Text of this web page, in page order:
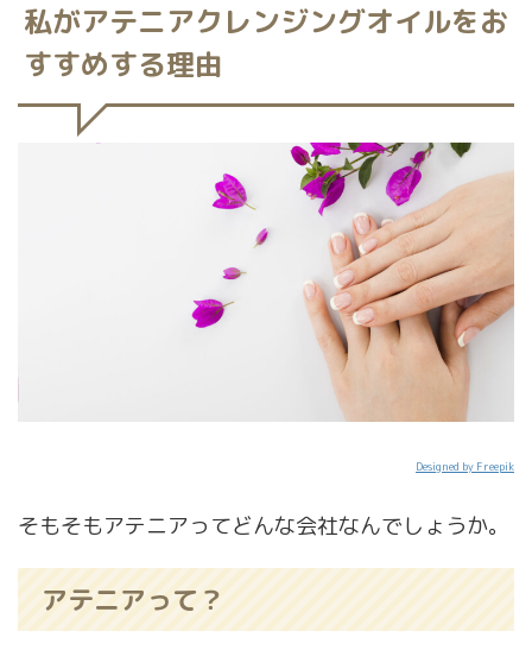
私がアテニアクレンジングオイルをお
すすめする理由
Designed by Freepik
そもそもアテニアってどんな会社なんでしょうか。
アテニアって？